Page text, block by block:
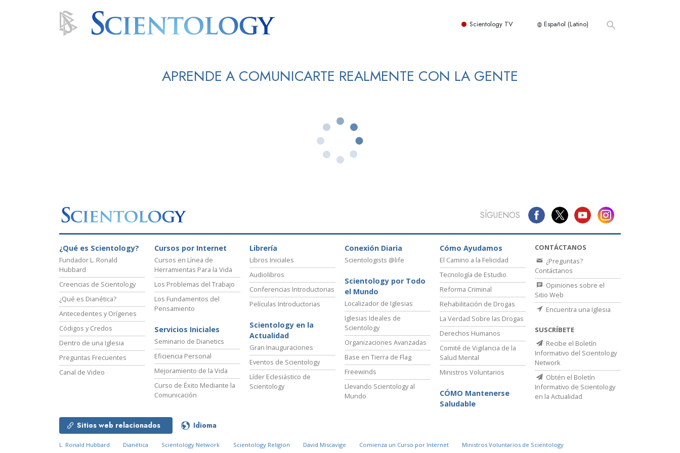
Scientology TV Español (Latino)
APRENDE A COMUNICARTE REALMENTE CON LA GENTE
SÍGUENOS
¿Qué es Scientology?
Fundador L. Ronald
Hubbard
Creencias de Scientology
¿Qué es Dianética?
Antecedentes y Orígenes
Códigos y Credos
Dentro de una Iglesia
Preguntas Frecuentes
Canal de Video
Cursos por Internet
Cursos en Línea de
Herramientas Para la Vida
Los Problemas del Trabajo
Los Fundamentos del
Pensamiento
Servicios Iniciales
Seminario de Dianetics
Eficiencia Personal
Mejoramiento de la Vida
Curso de Éxito Mediante la
Comunicación
Librería
Libros Iniciales
Audiolibros
Conferencias Introductorias
Películas Introductorias
Scientology en la
Actualidad
Gran Inauguraciones
Eventos de Scientology
Líder Eclesiástico de
Scientology
Conexión Diaria
Scientologists @life
Scientology por Todo
el Mundo
Localizador de Iglesias
Iglesias Ideales de
Scientology
Organizaciones Avanzadas
Base en Tierra de Flag
Freewinds
Llevando Scientology al
Mundo
Cómo Ayudamos
El Camino a la Felicidad
Tecnología de Estudio
Reforma Criminal
Rehabilitación de Drogas
La Verdad Sobre las Drogas
Derechos Humanos
Comité de Vigilancia de la
Salud Mental
Ministros Voluntarios
CÓMO Mantenerse
Saludable
CONTÁCTANOS
¿Preguntas?
Contáctanos
Opiniones sobre el
Sitio Web
Encuentra una Iglesia
SUSCRÍBETE
Recibe el Boletín
Informativo del Scientology
Network
Obtén el Boletín
Informativo de Scientology
en la Actualidad
Sitios web relacionados Idioma
L. Ronald Hubbard Dianética Scientology Network Scientology Religion David Miscavige Comienza un Curso por Internet Ministros Voluntarios de Scientology